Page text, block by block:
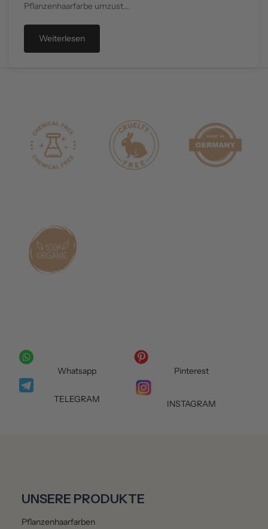
Pflanzenhaarfarbe umzust...
Weiterlesen
Whatsapp Pinterest
TELEGRAM INSTAGRAM
UNSERE PRODUKTE
Pflanzenhaarfarben